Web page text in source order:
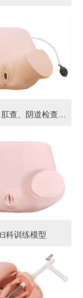
四步触诊、肛查、阴道检查训练模型
科训练模型